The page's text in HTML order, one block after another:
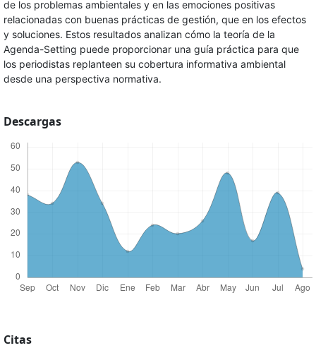
de los problemas ambientales y en las emociones positivas
relacionadas con buenas prácticas de gestión, que en los efectos
y soluciones. Estos resultados analizan cómo la teoría de la
Agenda-Setting puede proporcionar una guía práctica para que
los periodistas replanteen su cobertura informativa ambiental
desde una perspectiva normativa.
Descargas
Citas